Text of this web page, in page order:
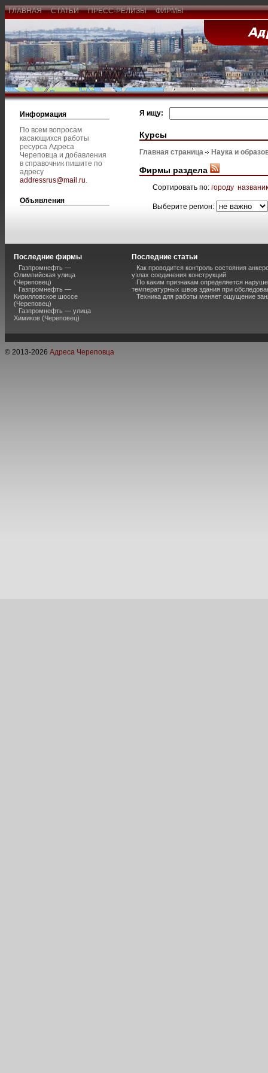
ГЛАВНАЯ СТАТЬИ ПРЕСС-РЕЛИЗЫ ФИРМЫ
Информация
По всем вопросам
касающихся работы
ресурса Адреса
Череповца и добавления
в справочник пишите по
адресу
addressrus@mail.ru.
Объявления
Я ищу:
Курсы
Главная страница Наука и
Фирмы раздела
Сортировать по: городу
Выберите регион:
Последние фирмы
Газпромнефть —
Олимпийская улица
(Череповец)
Газпромнефть —
Кирилловское шоссе
(Череповец)
Газпромнефть — улица
Химиков (Череповец)
Последние статьи
Как проводится контроль состояния
узлах соединения конструкций
По каким признакам определяется
температурных швов здания при
Техника для работы меняет ощущение
© 2013-2026 Адреса Череповца